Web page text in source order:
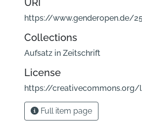
https://www.genderopen.de/
Collections
Aufsatz in Zeitschrift
License
https://
Full item page